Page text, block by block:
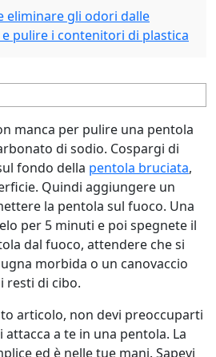
eliminare gli odori dalle
pulire i contenitori di plastica
manca per pulire una pentola
di sodio. Cospargi di
fondo della pentola bruciata,
Quindi aggiungere un
la pentola sul fuoco. Una
per 5 minuti e poi spegnete il
dal fuoco, attendere che si
morbida o un canovaccio
resti di cibo.
articolo, non devi preoccuparti
a te in una pentola. La
ed è nelle tue mani. Sapevi